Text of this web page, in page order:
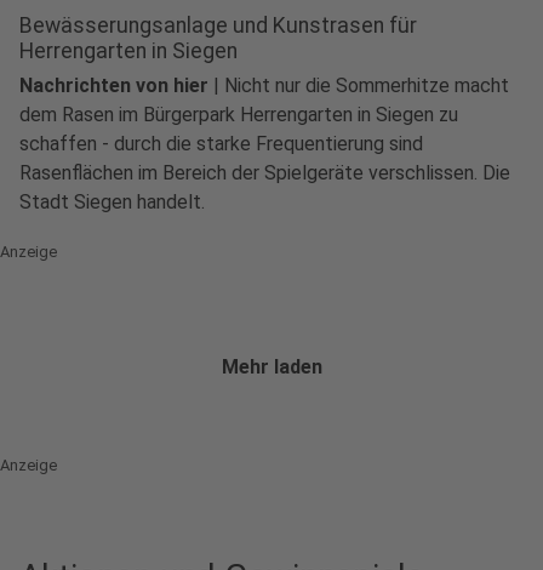
Bewässerungsanlage und Kunstrasen für
Herrengarten in Siegen
Nachrichten von hier | Nicht nur die Sommerhitze macht
dem Rasen im Bürgerpark Herrengarten in Siegen zu
schaffen - durch die starke Frequentierung sind
Rasenflächen im Bereich der Spielgeräte verschlissen. Die
Stadt Siegen handelt.
Anzeige
Mehr laden
Anzeige